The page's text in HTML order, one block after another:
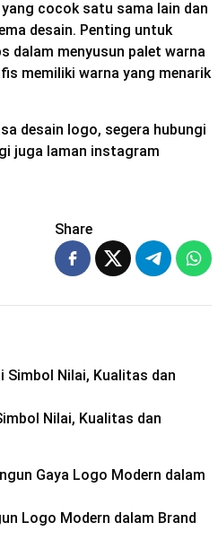
cocok satu sama lain dan
desain. Penting untuk
dalam menyusun palet warna
memiliki warna yang menarik
desain logo, segera hubungi
juga laman instagram
Share
Nilai, Kualitas dan
Logo Modern dalam Brand